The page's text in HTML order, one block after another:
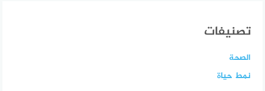
تصنيفات
الصحة
نمط حياة